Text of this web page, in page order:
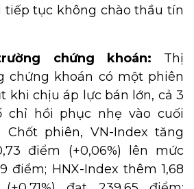
tiếp tục không chào thầu tín
chứng khoán: Thị
chứng khoán có một phiên
khi chịu áp lực bán lớn, cả 3
chỉ hồi phục nhẹ vào cuối
Chốt phiên, VN-Index tăng
điểm (+0,06%) lên mức
điểm; HNX-Index thêm 1,68